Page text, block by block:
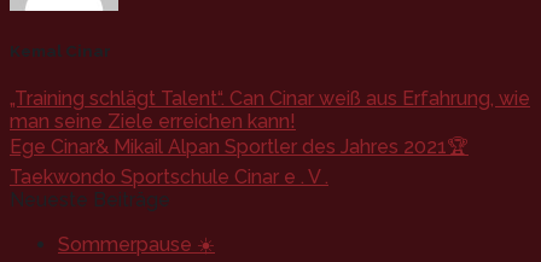
Kemal Cinar
„Training schlägt Talent“. Can Cinar weiß aus Erfahrung, wie
man seine Ziele erreichen kann!
Ege Cinar& Mikail Alpan Sportler des Jahres 2021🏆
Taekwondo Sportschule Cinar e . V .
Neueste Beiträge
Sommerpause ☀️